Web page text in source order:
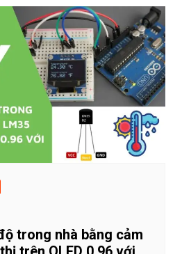
trong nhà bằng cảm